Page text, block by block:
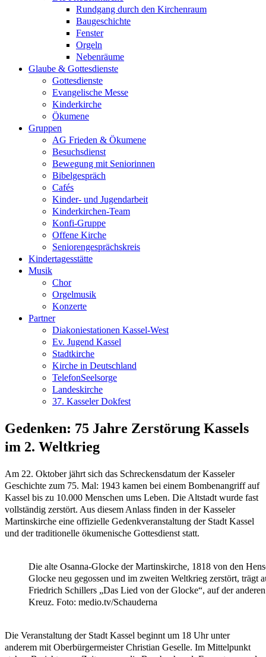
Rundgang durch den Kirchenraum
Baugeschichte
Fenster
Orgeln
Nebenräume
Glaube & Gottesdienste
Gottesdienste
Evangelische Messe
Kinderkirche
Ökumene
Gruppen
AG Frieden & Ökumene
Besuchsdienst
Bewegung mit Seniorinnen
Bibelgespräch
Cafés
Kinder- und Jugendarbeit
Kinderkirchen-Team
Konfi-Gruppe
Offene Kirche
Seniorengesprächskreis
Kindertagesstätte
Musik
Chor
Orgelmusik
Konzerte
Partner
Diakoniestationen Kassel-West
Ev. Jugend Kassel
Stadtkirche
Kirche in Deutschland
TelefonSeelsorge
Landeskirche
37. Kasseler Dokfest
Gedenken: 75 Jahre Zerstörung Kassels
im 2. Weltkrieg
Am 22. Oktober jährt sich das Schreckensdatum der Kasseler
Geschichte zum 75. Mal: 1943 kamen bei einem Bombenangriff auf
Kassel bis zu 10.000 Menschen ums Leben. Die Altstadt wurde fast
vollständig zerstört. Aus diesem Anlass finden in der Kasseler
Martinskirche eine offizielle Gedenkveranstaltung der Stadt Kassel
und der traditionelle ökumenische Gottesdienst statt.
Die alte Osanna-Glocke der Martinskirche, 1818 von den
Glocke neu gegossen und im zweiten Weltkrieg zerstört, trägt
Friedrich Schillers „Das Lied von der Glocke“, auf der
Kreuz. Foto: medio.tv/Schauderna
Die Veranstaltung der Stadt Kassel beginnt um 18 Uhr unter
anderem mit Oberbürgermeister Christian Geselle. Im Mittelpunkt